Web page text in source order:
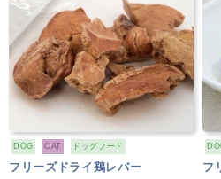
DOG CAT ドッグフード
フリーズドライ鶏レバー フ